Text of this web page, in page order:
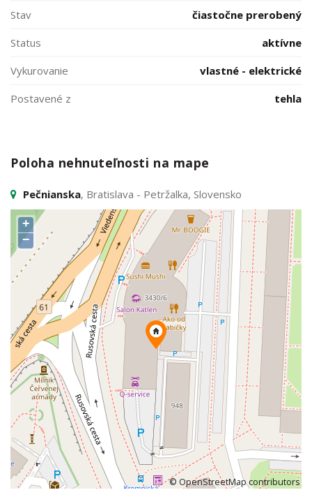
Stav
čiastočne prerobený
Status
aktívne
Vykurovanie
vlastné - elektrické
Postavené z
tehla
Poloha nehnuteľnosti na mape
Pečnianska, Bratislava - Petržalka, Slovensko
+
−
© OpenStreetMapcontributors